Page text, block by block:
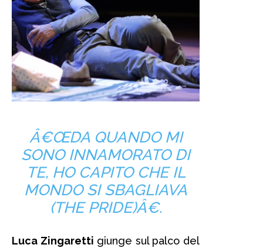
Â€ŒDA QUANDO MI
SONO INNAMORATO DI
TE, HO CAPITO CHE IL
MONDO SI SBAGLIAVA
(THE PRIDE)Â€.
Luca Zingaretti giunge sul palco del